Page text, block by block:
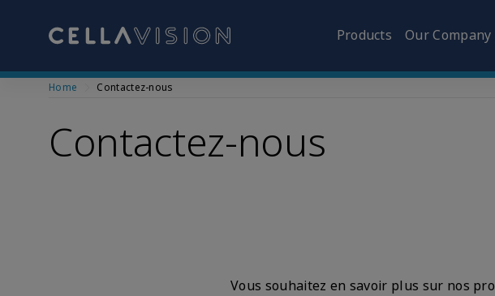
Products Our Company
Home Contactez-nous
Contactez-nous
Vous souhaitez en savoir plus sur nos